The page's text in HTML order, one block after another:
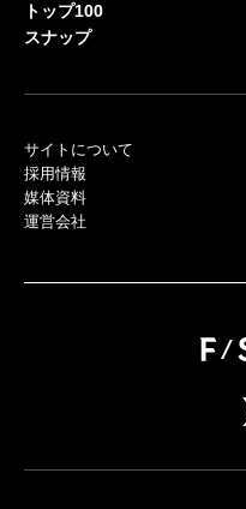
トップ100
スナップ
サイトについて
採用情報
媒体資料
運営会社